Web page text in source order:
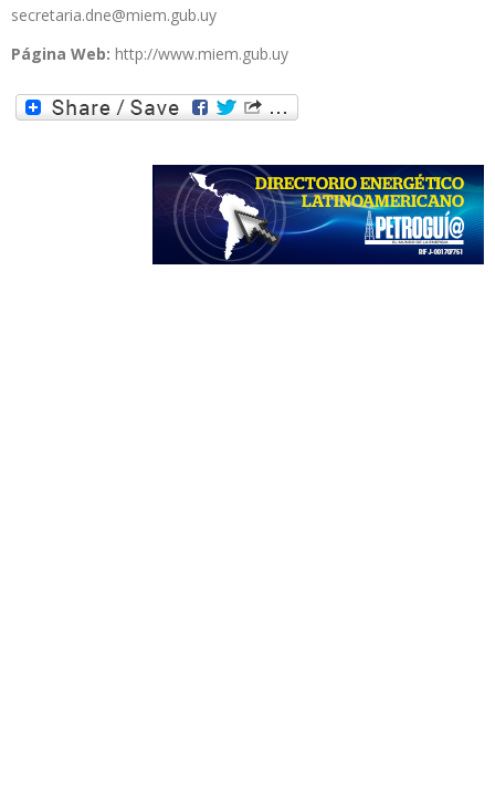
secretaria.dne@miem.gub.uy
Página Web: http://www.miem.gub.uy